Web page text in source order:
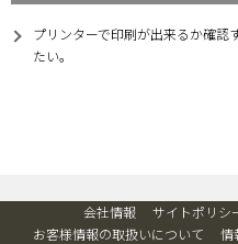
プリンターで印刷が出来るか確認
たい。
会社情報 サイトポリシ
お客様情報の取扱いについて
情